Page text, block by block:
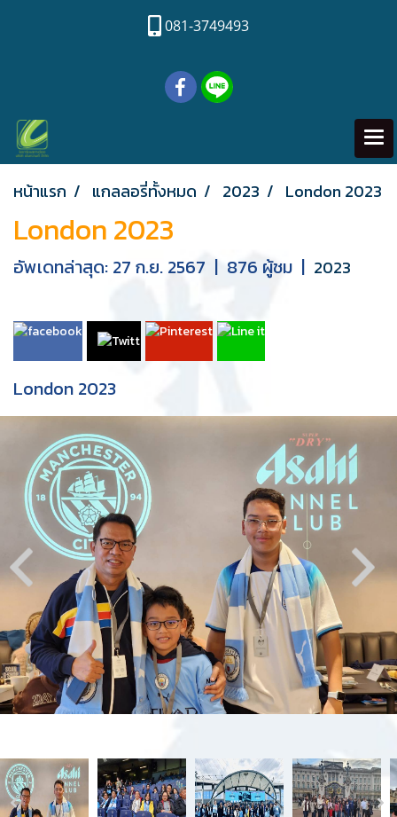
081-3749493
หน้าแรก แกลลอรี่ทั้งหมด 2023 London 2023
London 2023
อัพเดทล่าสุด: 27 ก.ย. 2567 | 876 ผู้ชม | 2023
London 2023